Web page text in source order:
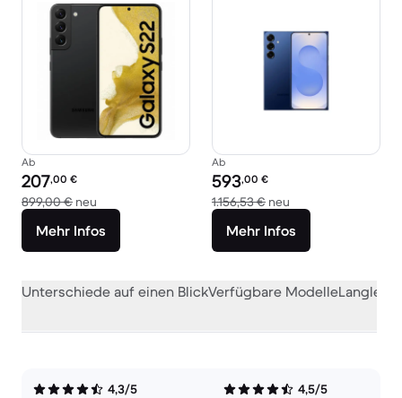
Ab
Preis des erneuerten Produkts:
207,00 €
899,00 € neu Im Vergleich zum Neupreis von 899,00 €
Mehr Infos
Ab
Preis des erneuerten Produkts:
593,00 €
1.156,53 € neu
Mehr Infos
Unterschiede auf einen BlickVerfügbare Modelle
4,3/5
4,5/5